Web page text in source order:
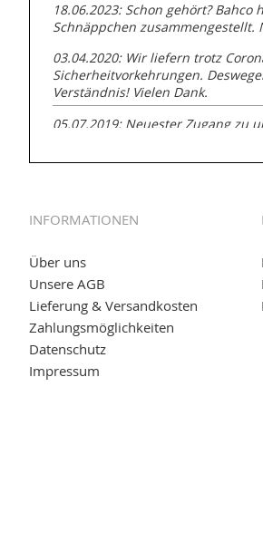
18.06.2023: Schon gehört? Bahco
Schnäppchen zusammengestellt.
03.04.2020: Wir liefern trotz
Sicherheitvorkehrungen.
Verständnis! Vielen Dank.
05.07.2019: Neuester Zugang zu
04.11.2018: Überarbeitung der
- Zahlung
16.01.2017:
- Visa &
12.01.2017: JETZT NEU- giropay,
05.09.2016: NEUE Topseller bei
11.08.2016: Gerade entsteht
INFORMATIONEN
Über uns
Unsere AGB
Lieferung & Versandkosten
Zahlungsmöglichkeiten
Datenschutz
Impressum